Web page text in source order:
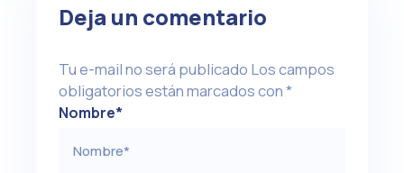
Deja un comentario
Tu e-mail no será publicado Los campos
obligatorios están marcados con*
Nombre*